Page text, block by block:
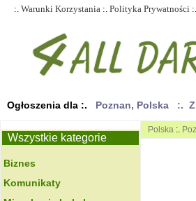
:. Warunki Korzystania :. Polityka Prywatności :.
Ogłoszenia dla :. Poznan, Polska :.
Wszystkie kategorie
Biznes
Komunikaty
Polska :.